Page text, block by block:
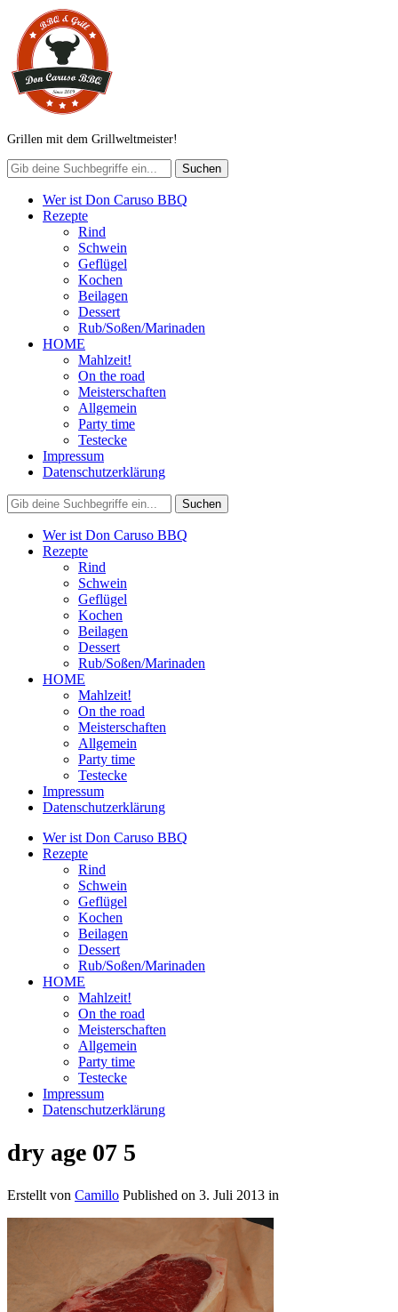
Grillen mit dem Grillweltmeister!
Wer ist Don Caruso BBQ
Rezepte
Rind
Schwein
Geflügel
Kochen
Beilagen
Dessert
Rub/Soßen/Marinaden
HOME
Mahlzeit!
On the road
Meisterschaften
Allgemein
Party time
Testecke
Impressum
Datenschutzerklärung
Wer ist Don Caruso BBQ
Rezepte
Rind
Schwein
Geflügel
Kochen
Beilagen
Dessert
Rub/Soßen/Marinaden
HOME
Mahlzeit!
On the road
Meisterschaften
Allgemein
Party time
Testecke
Impressum
Datenschutzerklärung
Wer ist Don Caruso BBQ
Rezepte
Rind
Schwein
Geflügel
Kochen
Beilagen
Dessert
Rub/Soßen/Marinaden
HOME
Mahlzeit!
On the road
Meisterschaften
Allgemein
Party time
Testecke
Impressum
Datenschutzerklärung
dry age 07 5
Erstellt von Camillo Published on 3. Juli 2013 in